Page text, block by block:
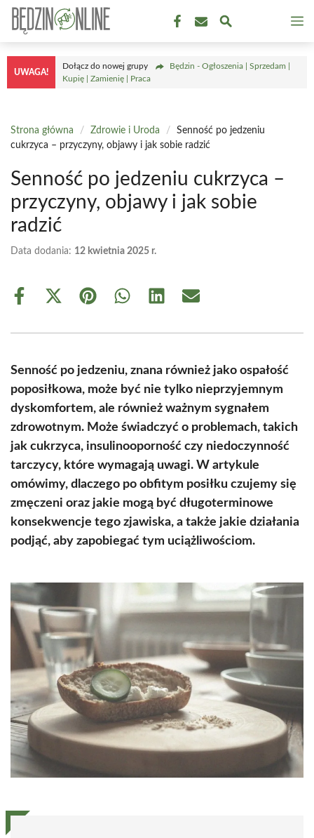
Przejdź
treści
UWAGA!
Dołącz do nowej grupy
Będzin - Ogłoszenia | Sprzedam |
Kupię | Zamienię | Praca
Strona główna / Zdrowie i Uroda /
Senność po jedzeniu
cukrzyca – przyczyny, objawy i jak sobie radzić
Senność po jedzeniu cukrzyca –
przyczyny, objawy i jak sobie
radzić
Data dodania: 12 kwietnia 2025 r.
Share
Share
(Twitter)
Share Share Share Share
Senność po jedzeniu, znana również jako ospałość
poposiłkowa, może być nie tylko nieprzyjemnym
dyskomfortem, ale również ważnym sygnałem
zdrowotnym. Może świadczyć o problemach, takich
jak cukrzyca, insulinooporność czy niedoczynność
tarczycy, które wymagają uwagi. W artykule
omówimy, dlaczego po obfitym posiłku czujemy się
zmęczeni oraz jakie mogą być długoterminowe
konsekwencje tego zjawiska, a także jakie działania
podjąć, aby zapobiegać tym uciążliwościom.